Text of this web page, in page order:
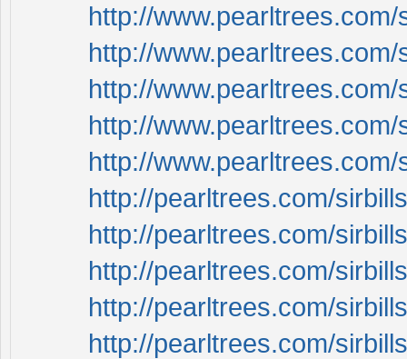
http://
http://
http://
http://
http://
http://pearltrees.com/
http://pearltrees.com/sirbills
http://pearltrees.com/
http://pearltrees.com/
http://pearltrees.com/